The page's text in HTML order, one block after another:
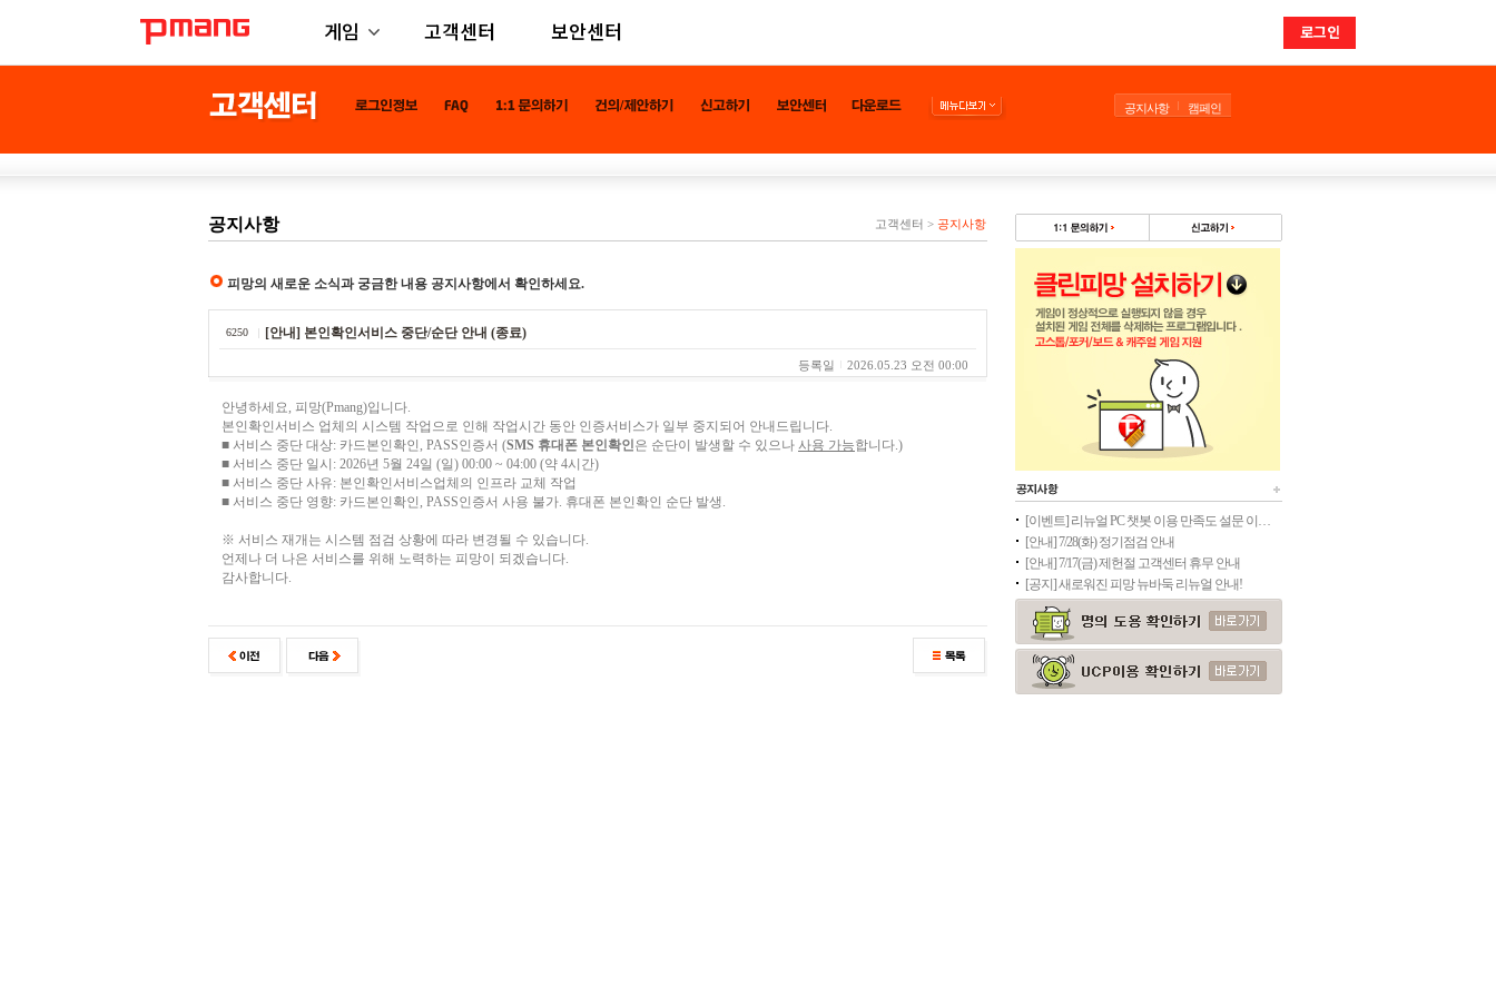
게임 고객센터 보안센터 로그인
공지사항 캠페인
공지사항 고객센터 > 공지사항
피망의 새로운 소식과 궁금한 내용 공지사항에서 확인하세요.
6250 [안내] 본인확인서비스 중단/순단 안내 (종료)
등록일 2026.05.23 오전 00:00
안녕하세요, 피망(Pmang)입니다.
본인확인서비스 업체의 시스템 작업으로 인해 작업시간 동안 인증서비스가 일부 중지되어 안내드립니다.
■ 서비스 중단 대상: 카드본인확인, PASS인증서 (SMS 휴대폰 본인확인은 순단이 발생할 수 있으나 사용 가능합니다.)
■ 서비스 중단 일시: 2026년 5월 24일 (일) 00:00 ~ 04:00 (약 4시간)
■ 서비스 중단 사유: 본인확인서비스업체의 인프라 교체 작업
■ 서비스 중단 영향: 카드본인확인, PASS인증서 사용 불가. 휴대폰 본인확인 순단 발생.
※ 서비스 재개는 시스템 점검 상황에 따라 변경될 수 있습니다.
언제나 더 나은 서비스를 위해 노력하는 피망이 되겠습니다.
감사합니다.
[이벤트] 리뉴얼 PC 챗봇 이용 만족도 설문 이벤트(종료)
[안내] 7/28(화) 정기점검 안내
[안내] 7/17(금) 제헌절 고객센터 휴무 안내
[공지] 새로워진 피망 뉴바둑 리뉴얼 안내!